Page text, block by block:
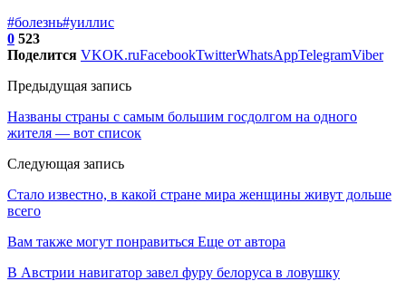
#болезнь#уиллис
0 523
Поделится VKOK.ruFacebookTwitterWhatsAppTelegramViber
Предыдущая запись
Названы страны с самым большим госдолгом на одного
жителя — вот список
Следующая запись
Стало известно, в какой стране мира женщины живут дольше
всего
Вам также могут понравиться Еще от автора
В Австрии навигатор завел фуру белоруса в ловушку